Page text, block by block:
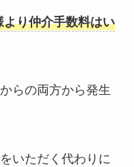
より仲介手数料はい
らの両方から発生
いただく代わりに